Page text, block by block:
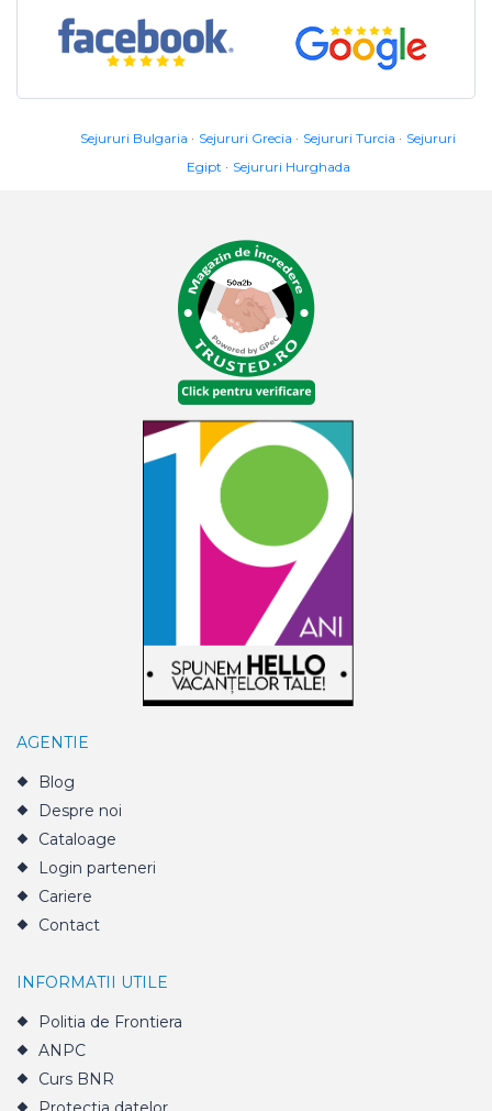
Sejururi Bulgaria Sejururi Grecia Sejururi Turcia
Sejururi
Egipt
Sejururi Hurghada
AGENTIE
Blog
Despre noi
Cataloage
Login parteneri
Cariere
Contact
INFORMATII UTILE
Politia de Frontiera
ANPC
Curs BNR